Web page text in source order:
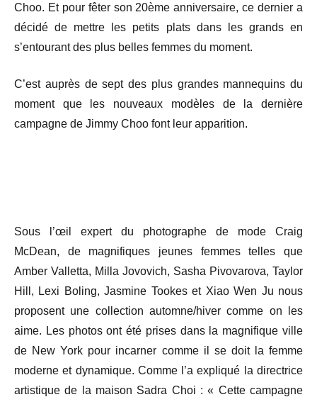
Choo. Et pour fêter son 20ème anniversaire, ce dernier a
décidé de mettre les petits plats dans les grands en
s’entourant des plus belles femmes du moment.
C’est auprès de sept des plus grandes mannequins du
moment que les nouveaux modèles de la dernière
campagne de Jimmy Choo font leur apparition.
Sous l’œil expert du photographe de mode Craig
McDean, de magnifiques jeunes femmes telles que
Amber Valletta, Milla Jovovich, Sasha Pivovarova, Taylor
Hill, Lexi Boling, Jasmine Tookes et Xiao Wen Ju nous
proposent une collection automne/hiver comme on les
aime. Les photos ont été prises dans la magnifique ville
de New York pour incarner comme il se doit la femme
moderne et dynamique. Comme l’a expliqué la directrice
artistique de la maison Sadra Choi : « Cette campagne